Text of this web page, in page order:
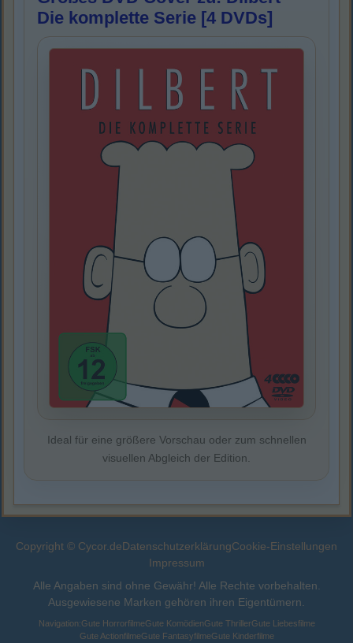
Die komplette Serie [4 DVDs]
Ideal für eine größere Vorschau oder zum schnellen
visuellen Abgleich der Edition.
Copyright © Cycor.deDatenschutzerklärungCookie-Einstellungen
Impressum
Alle Angaben sind ohne Gewähr! Alle Rechte vorbehalten.
Ausgewiesene Marken gehören ihren Eigentümern.
Navigation:Gute HorrorfilmeGute KomödienGute ThrillerGute Liebesfilme
Gute ActionfilmeGute FantasyfilmeGute Kinderfilme